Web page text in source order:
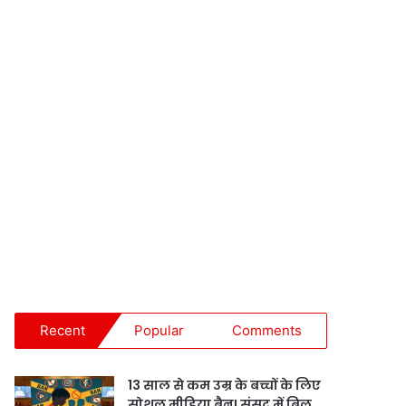
Recent Popular Comments
13 साल से कम उम्र के बच्चों के लिए